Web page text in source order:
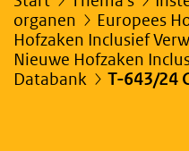
organen
Europees
Hofzaken Inclusief
Nieuwe Hofzaken
Databank
T-643/24